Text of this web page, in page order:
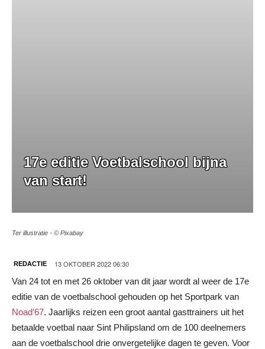
17e editie Voetbalschool bijna
van start!
Ter illustratie - © Pixabay
REDACTIE 13 OKTOBER 2022 06:30
Van 24 tot en met 26 oktober van dit jaar wordt al weer de 17e
editie van de voetbalschool gehouden op het Sportpark van
Noad’67. Jaarlijks reizen een groot aantal gasttrainers uit het
betaalde voetbal naar Sint Philipsland om de 100 deelnemers
aan de voetbalschool drie onvergetelijke dagen te geven. Voor